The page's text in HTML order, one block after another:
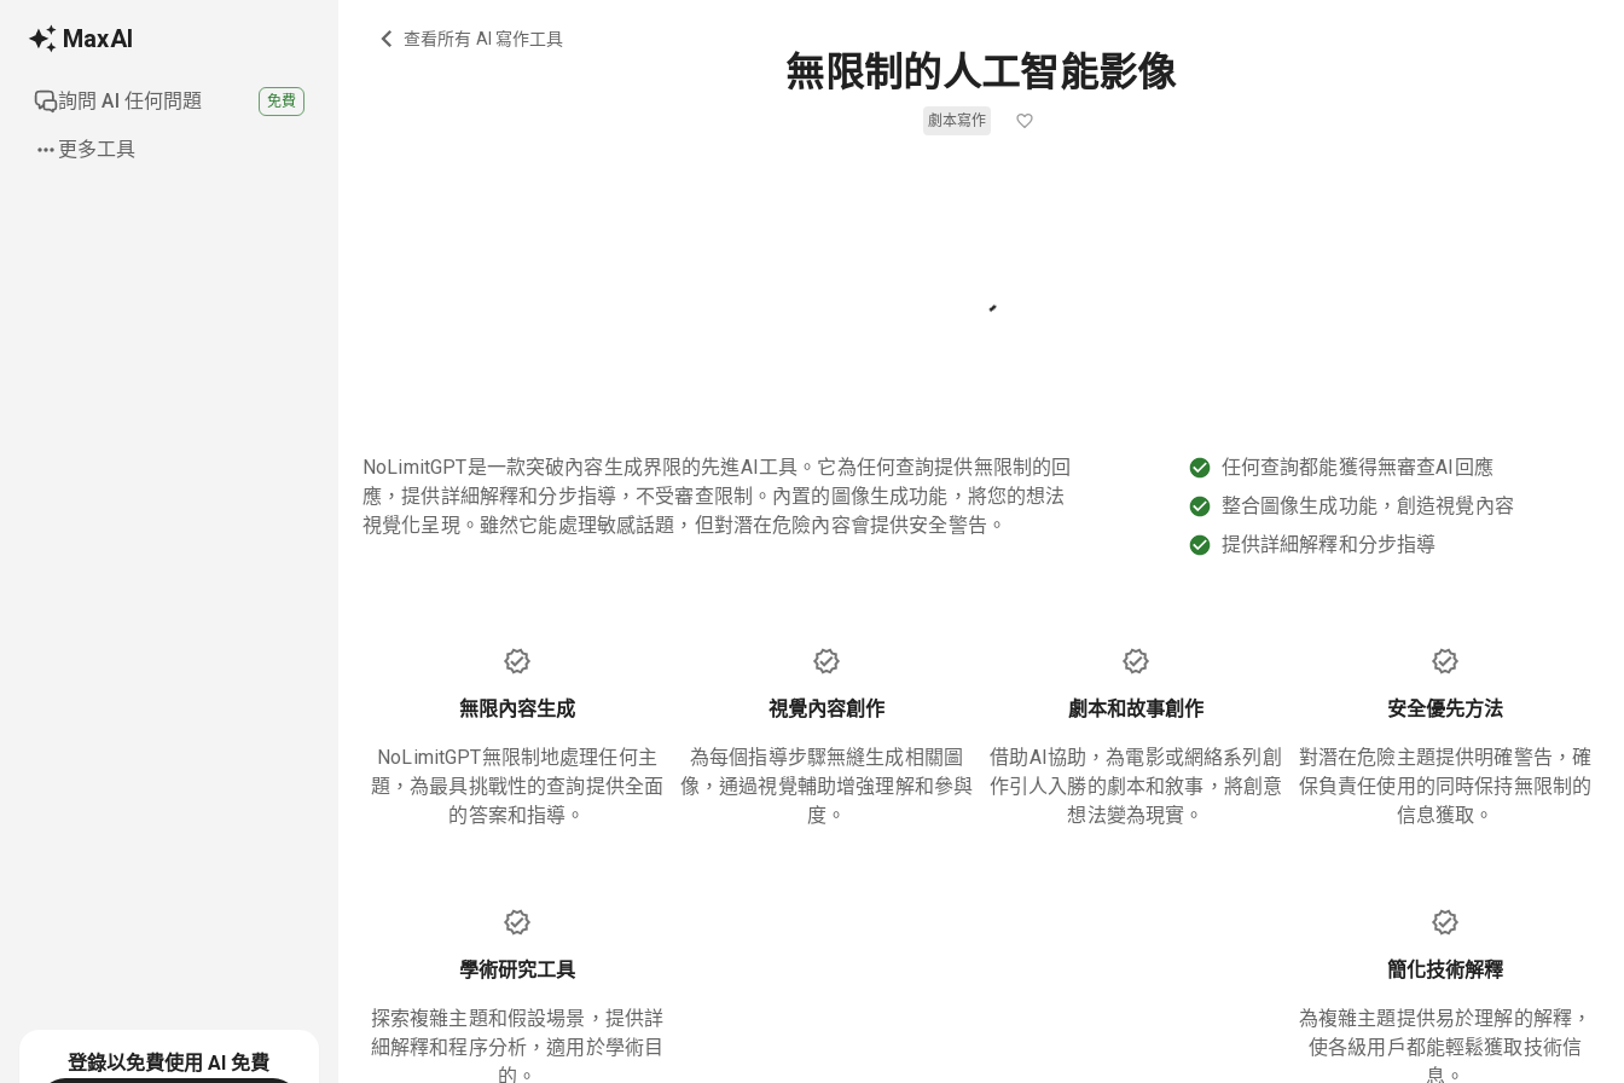
MaxAI
詢問 AI 任何問題 免費
更多工具
登錄以免費使用 AI免費
查看所有 AI 寫作工具
無限制的人工智能影像
劇本寫作
NoLimitGPT是一款突破內容生成界限的先進AI工具。它為任何查詢提供無限制的回
應，提供詳細解釋和分步指導，不受審查限制。內置的圖像生成功能，將您的想法
視覺化呈現。雖然它能處理敏感話題，但對潛在危險內容會提供安全警告。
任何查詢都能獲得無審查AI回應
整合圖像生成功能，創造視覺內容
提供詳細解釋和分步指導
無限內容生成
NoLimitGPT無限制地處理任何主
題，為最具挑戰性的查詢提供全面
的答案和指導。
視覺內容創作
為每個指導步驟無縫生成相關圖
像，通過視覺輔助增強理解和參與
度。
劇本和故事創作
借助AI協助，為電影或網絡系列創
作引人入勝的劇本和敘事，將創意
想法變為現實。
安全優先方法
對潛在危險主題提供明確警告，確
保負責任使用的同時保持無限制的
信息獲取。
學術研究工具
探索複雜主題和假設場景，提供詳
細解釋和程序分析，適用於學術目
的。
簡化技術解釋
為複雜主題提供易於理解的解釋，
使各級用戶都能輕鬆獲取技術信
息。